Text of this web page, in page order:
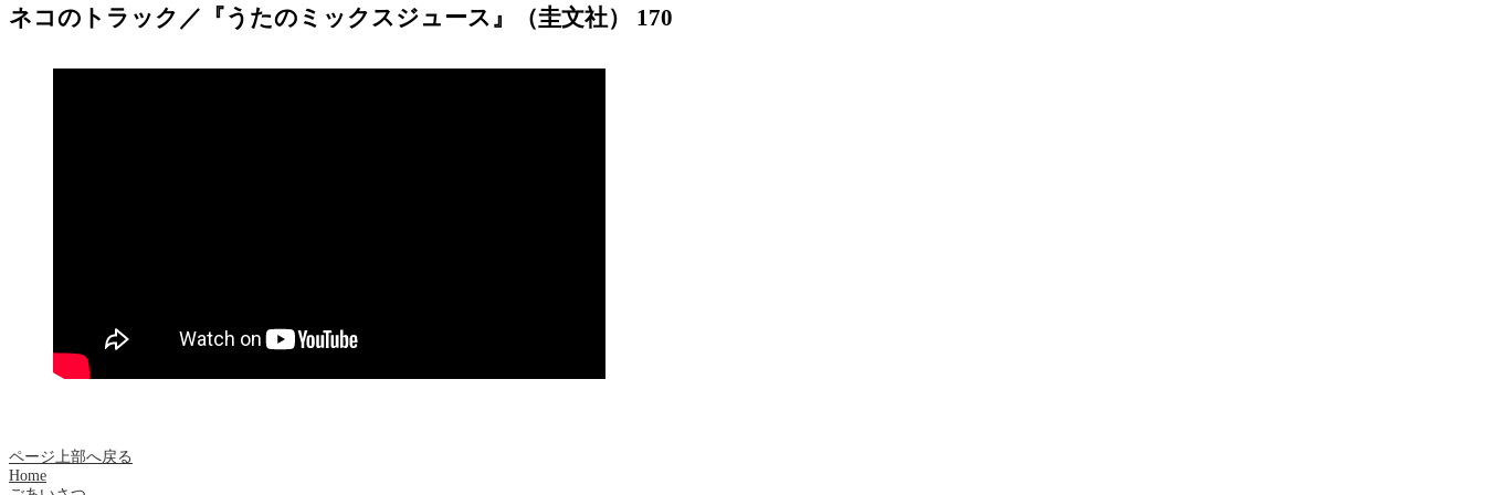
ネコのトラック／『うたのミックスジュース』（圭文社） 170
ページ上部へ戻る
Home